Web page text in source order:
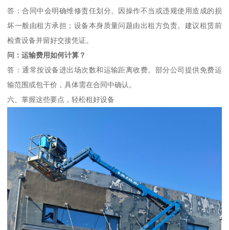
答：合同中会明确维修责任划分。因操作不当或违规使用造成的损
坏一般由租方承担；设备本身质量问题由出租方负责。建议租赁前
检查设备并留好交接凭证。
问：运输费用如何计算？
答：通常按设备进出场次数和运输距离收费。部分公司提供免费运
输范围或包干价，具体需在合同中确认。
六、掌握这些要点，轻松租好设备